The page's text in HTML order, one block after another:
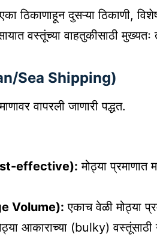
ठिकाणाहून दुसऱ्या ठिकाणी,
वस्तूंच्या वाहतुकीसाठी मुख्यतः
Sea Shipping)
वापरली जाणारी पद्धत.
effective): मोठ्या प्रमाणात
Volume): एकाच वेळी मोठ्या
आकाराच्या (bulky) वस्तूंसाठी